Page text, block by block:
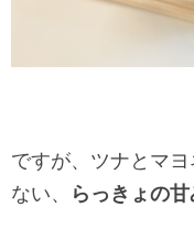
ですが、ツナとマ
ない、
らっきょの